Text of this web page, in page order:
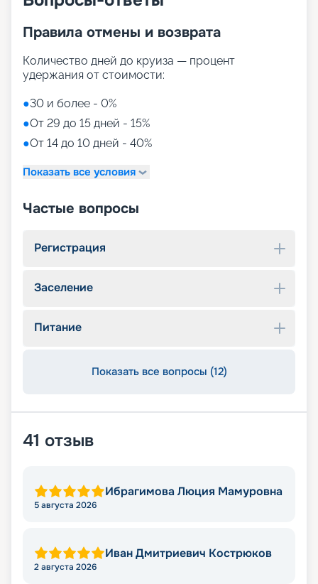
Правила отмены и возврата
Количество дней до круиза — процент
удержания от стоимости:
●30 и более - 0%
●От 29 до 15 дней - 15%
●От 14 до 10 дней - 40%
Показать все условия
Частые вопросы
Регистрация
Заселение
Питание
Показать все вопросы (12)
41 отзыв
Ибрагимова Люция Мамуровна
5 августа 2026
Иван Дмитриевич Кострюков
2 августа 2026